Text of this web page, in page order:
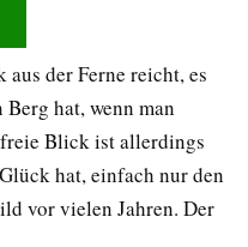
der Ferne reicht, es
hat, wenn man
Blick ist allerdings
hat, einfach nur den
vor vielen Jahren. Der